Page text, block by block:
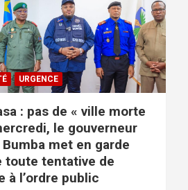
URGENCE
: pas de « ville morte
le gouverneur
Bumba met en garde
toute tentative de
à l’ordre public